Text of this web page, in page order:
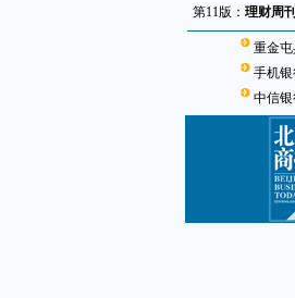
第11版： 理财周刊
重金
手机
中信